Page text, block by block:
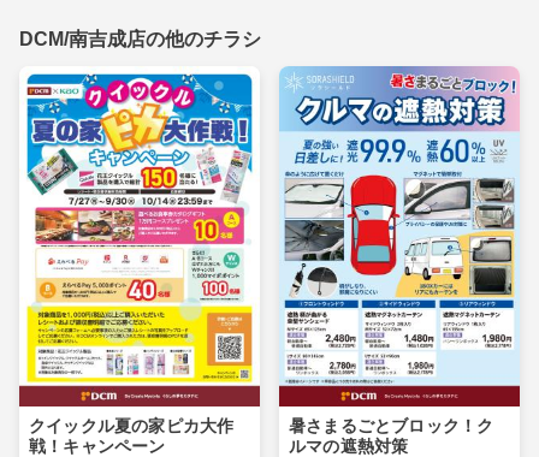
DCM/南吉成店の他のチラシ
クイックル夏の家ピカ大作
戦！キャンペーン
暑さまるごとブロック！ク
ルマの遮熱対策